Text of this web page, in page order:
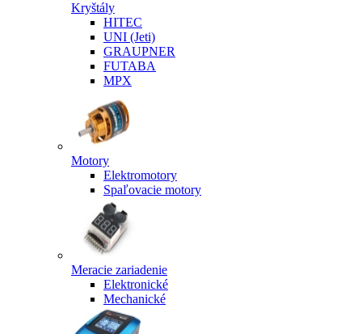
Kryštály
HITEC
UNI (Jeti)
GRAUPNER
FUTABA
MPX
Motory
Elektromotory
Spaľovacie motory
Meracie zariadenie
Elektronické
Mechanické